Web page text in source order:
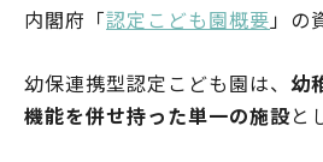
内閣府「認定こども園概要 」の
幼保連携型認定こども園は、 幼
機能を併せ持った単一の施設と